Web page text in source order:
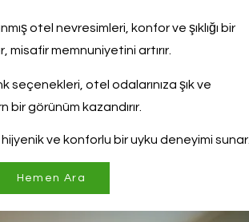
otel nevresimleri, konfor ve şıklığı bir
misafir memnuniyetini artırır.
seçenekleri, otel odalarınıza şık ve
bir görünüm kazandırır.
ve konforlu bir uyku deneyimi sunar.
Hemen Ara